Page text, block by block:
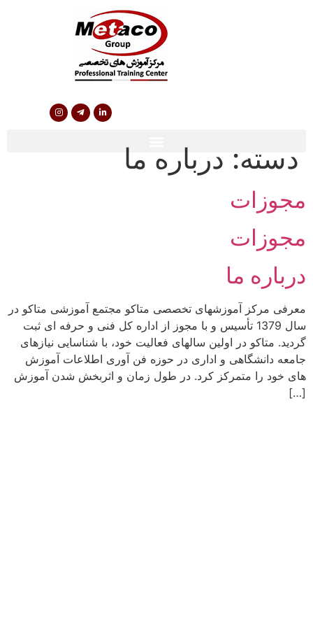
دسته: درباره ما
مجوزات
مجوزات
درباره ما
معرفی مرکز آموزشهای تخصصی متاکو مجتمع آموزشی متاکو در
سال 1379 تأسیس و با مجوز از اداره کل فنی و حرفه ای ثبت
گردید. متاکو در اولین سالهای فعالیت خود، با شناسایی نیازهای
جامعه دانشگاهی و اداری در حوزه فن آوری اطلاعات آموزش
های خود را متمرکز کرد. در طول زمان و اثربخش شدن آموزش
[…]